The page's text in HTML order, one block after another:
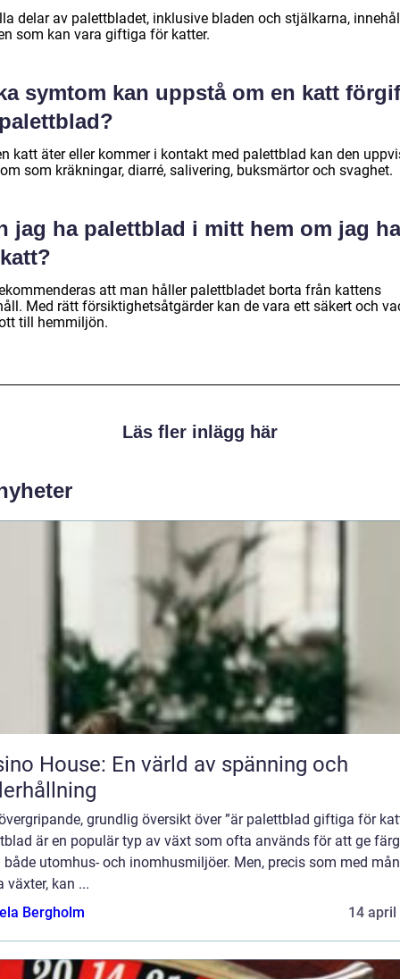
delar av palettbladet, inklusive bladen och stjälkarna,
som kan vara giftiga för katter.
symtom kan uppstå om en katt
katt äter eller kommer i kontakt med palettblad kan den
som kräkningar, diarré, salivering, buksmärtor och svaghet.
jag ha palettblad i mitt hem om jag
att man håller palettbladet borta från kattens
Med rätt försiktighetsåtgärder kan de vara ett säkert och
till hemmiljön.
Läs fler inlägg här
House: En värld av spänning och
grundlig översikt över ”är palettblad giftiga för
är en populär typ av växt som ofta används för att ge
utomhus- och inomhusmiljöer. Men, precis som med
växter, kan ...
Bergholm
14 april